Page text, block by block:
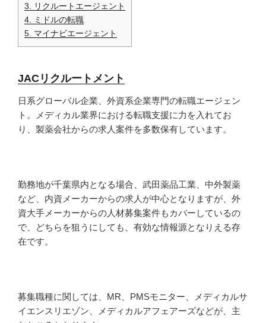
3.
リクルートエージェント
4.
ミドルの転職
5. マイナビエージェント
JACリクルートメント
日系グローバル企業、外資系企業専門の転職エージェン
ト。メディカル業界における転職支援に力を入れてお
り、製薬会社からの求人案件を多数保有しています。
勤務地が千葉県内となる場合、武田薬品工業、中外製薬
など、内資メーカーからの求人が中心となりますが、外
資大手メーカーからの人材募集案件もカバーしているの
で、どちらを狙うにしても、有効な情報源となりえる存
在です。
募集職種に関しては、MR、PMSモニター、メディカルサ
イエンスリエゾン、メディカルアフェアーズなどが、主